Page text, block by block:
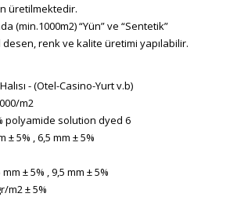
üretilmektedir.
(min.1000m2) “Yün” ve “Sentetik”
renk ve kalite üretimi yapılabilir.
- (Otel-Casino-Yurt v.b)
m2
polyamide solution dyed 6
± 5% , 6,5 mm ± 5%
± 5% , 9,5 mm ± 5%
m2 ± 5%